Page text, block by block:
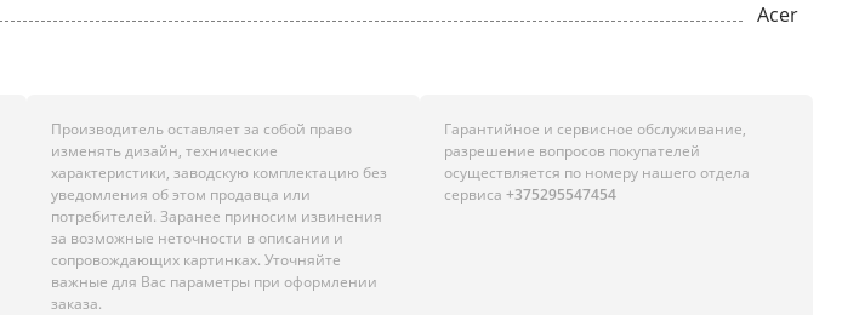
Acer
Производитель оставляет за собой право
изменять дизайн, технические
характеристики, заводскую комплектацию без
уведомления об этом продавца или
потребителей. Заранее приносим извинения
за возможные неточности в описании и
сопровождающих картинках. Уточняйте
важные для Вас параметры при оформлении
заказа.
Гарантийное и сервисное обслуживание,
разрешение вопросов покупателей
осуществляется по номеру нашего отдела
сервиса +375295547454